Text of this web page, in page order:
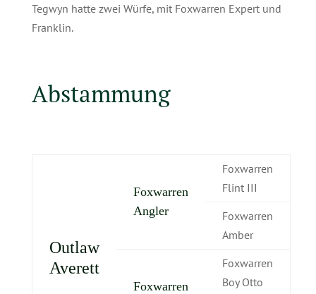
Tegwyn hatte zwei Würfe, mit Foxwarren Expert und
Franklin.
Abstammung
Outlaw
Averett
Foxwarren
Angler
Foxwarren
Flint III
Foxwarren
Amber
Foxwarren
Foxwarren
Boy Otto